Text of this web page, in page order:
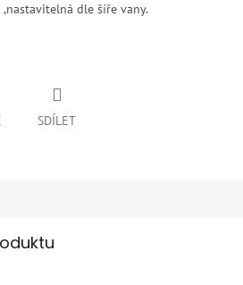
,nastavitelná dle šíře vany.
SDÍLET